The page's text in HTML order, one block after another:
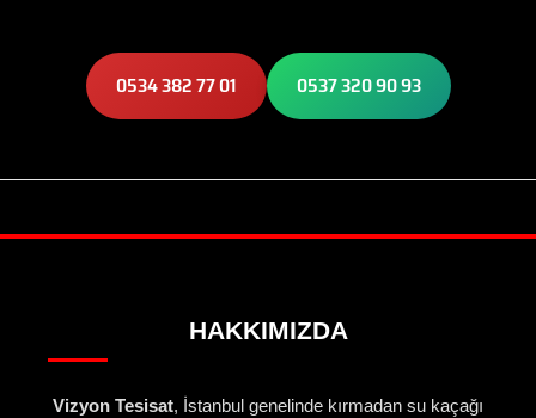
0534 382 77 01 0537 320 90 93
HAKKIMIZDA
Vizyon Tesisat, İstanbul genelinde kırmadan su kaçağı